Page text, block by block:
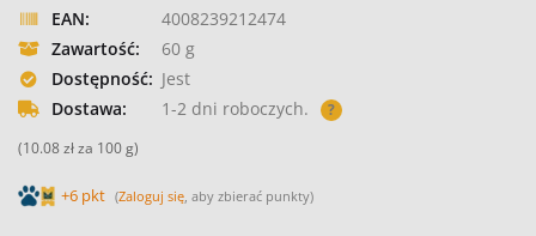
EAN:
4008239212474
Zawartość:
60 g
Dostępność: Jest
Dostawa:
1-2 dni roboczych. ?
(10.08 zł za 100 g)
+6 pkt (Zaloguj się , aby zbierać punkty)